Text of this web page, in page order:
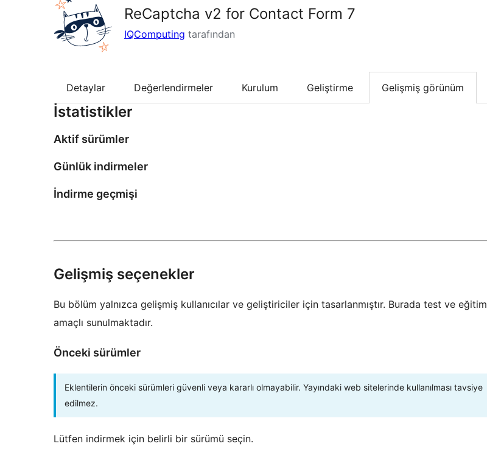
ReCaptcha v2 for Contact Form 7
IQComputing tarafından
Detaylar Değerlendirmeler Kurulum Geliştirme Gelişmiş görünüm
İstatistikler
Aktif sürümler
Günlük indirmeler
İndirme geçmişi
Gelişmiş seçenekler
Bu bölüm yalnızca gelişmiş kullanıcılar ve geliştiriciler için tasarlanmıştır. Burada test ve eğitim
amaçlı sunulmaktadır.
Önceki sürümler
Eklentilerin önceki sürümleri güvenli veya kararlı olmayabilir. Yayındaki web sitelerinde kullanılması tavsiye
edilmez.
Lütfen indirmek için belirli bir sürümü seçin.